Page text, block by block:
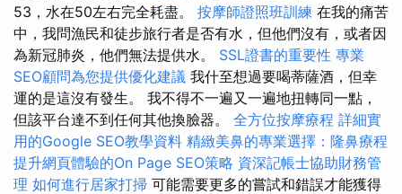
53，水在50左右完全耗盡。 按摩師證照班訓練 在我的痛苦
中，我問漁民和徒步旅行者是否有水，但他們沒有，或者因
為新冠肺炎，他們無法提供水。 SSL證書的重要性 專業
SEO顧問為您提供優化建議 我什至想過要喝蒂薩酒，但幸
運的是這沒有發生。 我不得不一遍又一遍地扭轉同一點，
但該平台達不到任何其他換臉器。 全方位按摩療程 詳細實
用的Google SEO教學資料 精緻美鼻的專業選擇：隆鼻療程
提升網頁體驗的On Page SEO策略 資深記帳士協助財務管
理 如何進行居家打掃 可能需要更多的嘗試和錯誤才能獲得